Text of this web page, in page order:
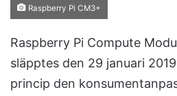
Raspberry Pi CM3+
Raspberry Pi Compute
släpptes den 29 januari
princip den